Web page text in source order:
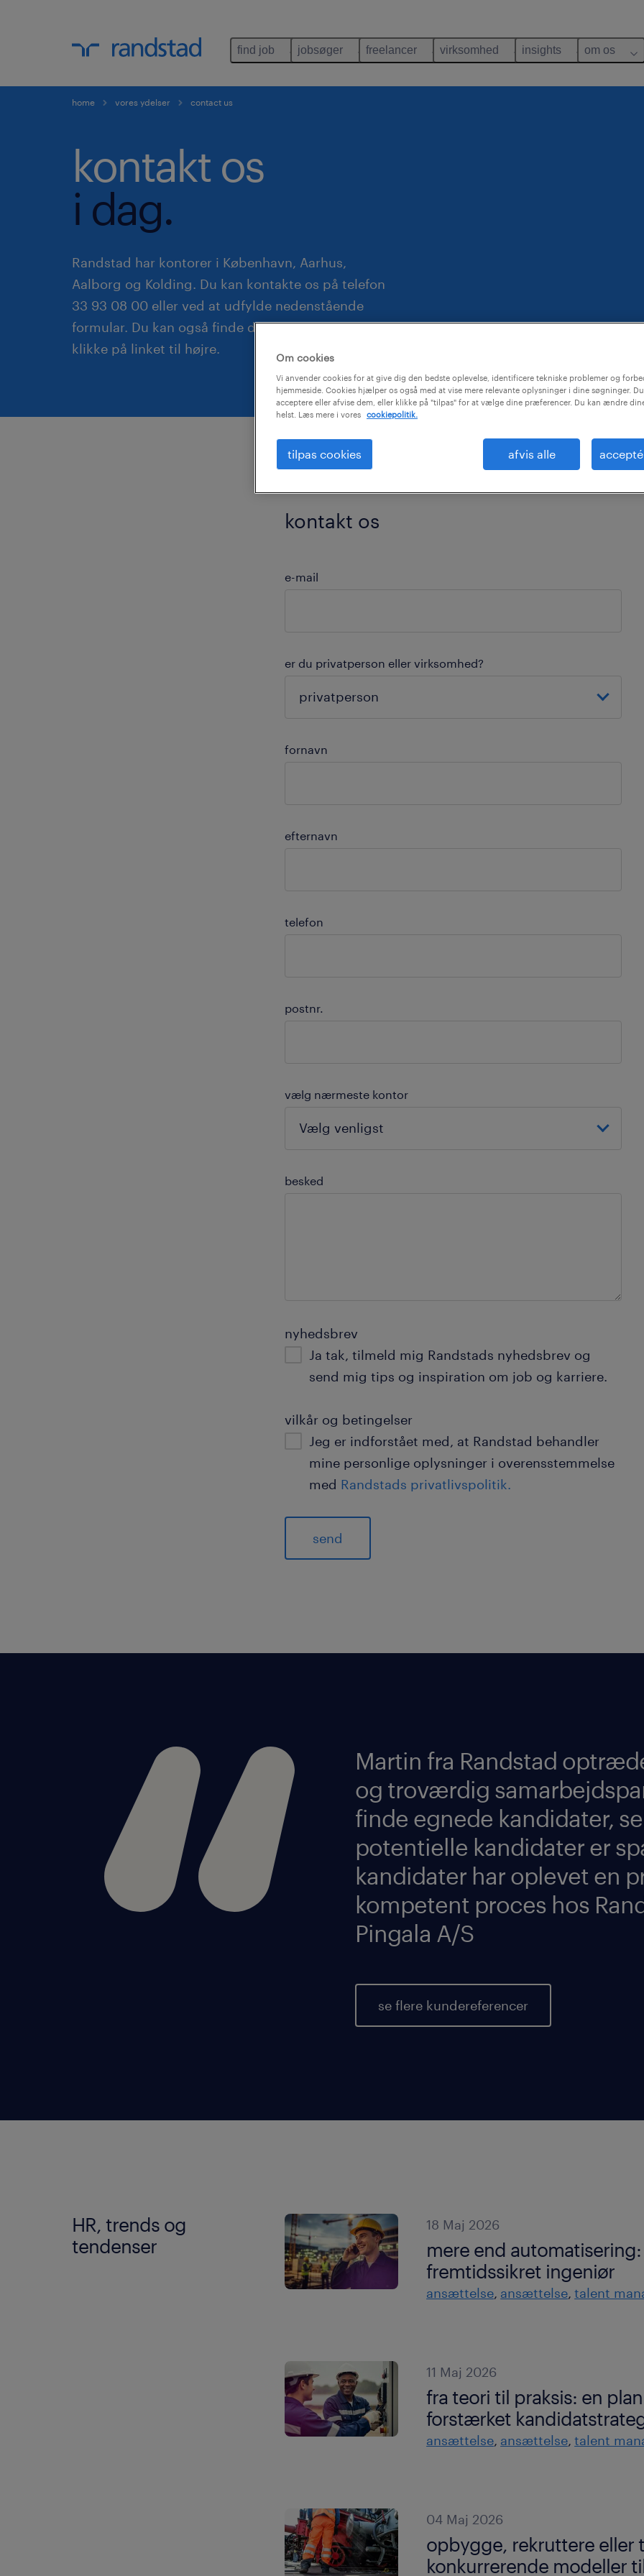
find job jobsøger freelancer virksomhed insights om os
home vores ydelser contact us
kontakt os
i dag.
Randstad har kontorer i København, Aarhus,
Aalborg og Kolding. Du kan kontakte os på telefon
33 93 08 00 eller ved at udfylde nedenstående
formular. Du kan også finde dit lokale kontor ved at
klikke på linket til højre.
kontakt os
e-mail
er du privatperson eller virksomhed?
fornavn
efternavn
telefon
postnr.
vælg nærmeste kontor
besked
nyhedsbrev
Ja tak, tilmeld mig Randstads nyhedsbrev og
send mig tips og inspiration om job og karriere.
vilkår og betingelser
Jeg er indforstået med, at Randstad behandler
mine personlige oplysninger i overensstemmelse
med Randstads privatlivspolitik.
Martin fra Randstad
og troværdig
finde egnede kandidater,
potentielle kandidater er
kandidater har oplevet en
kompetent proces hos
Pingala A/S
se flere kundereferencer
HR, trends og
tendenser
18 Maj 2026
mere end
fremtidssikret ingeniør
ansættelse ansættelse talent
11 Maj 2026
fra teori til praksis: en
forstærket
ansættelse ansættelse talent
04 Maj 2026
opbygge, rekruttere eller
konkurrerende modeller
Om cookies
Vi anvender cookies for at give dig den bedste oplevelse, identificere tekniske problemer og
hjemmeside. Cookies hjælper os også med at vise mere relevante oplysninger i dine søgninger.
acceptere eller afvise dem, eller klikke på "tilpas" for at vælge dine præferencer. Du kan ændre
helst. Læs mere i vores
cookiepolitik.
tilpas cookies afvis alle